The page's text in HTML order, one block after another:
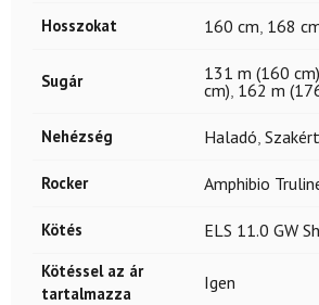
Hosszokat 160 cm 168
Sugár 131 m (160 cm)
cm) 162 m
Nehézség Haladó
Rocker Amphibio
Kötés ELS 11.0 GW
Kötéssel az ár
tartalmazza
Igen